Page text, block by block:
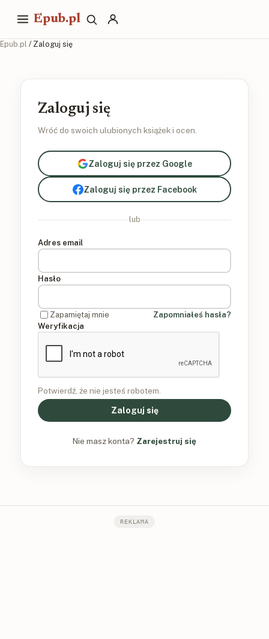
Epub.pl
Epub.pl / Zaloguj się
Zaloguj się
Wróć do swoich ulubionych książek i ocen.
Zaloguj się przez Google
Zaloguj się przez Facebook
lub
Adres email
Hasło
Zapamiętaj mnie
Zapomniałeś hasła?
Weryfikacja
Potwierdź, że nie jesteś robotem.
Zaloguj się
Nie masz konta? Zarejestruj się
REKLAMA